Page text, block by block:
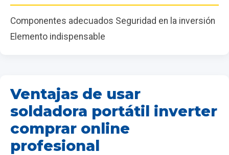
Componentes adecuados Seguridad en la inversión
Elemento indispensable
Ventajas de usar
soldadora portátil inverter
comprar online
profesional